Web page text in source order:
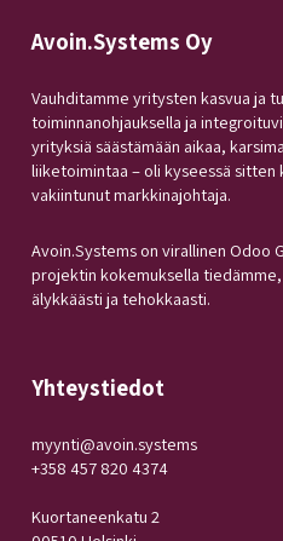
Avoin.Systems Oy
Vauhditamme yritysten kasvua ja
toiminnanohjauksella ja
yrityksiä säästämään aikaa,
liiketoimintaa – oli kyseessä sitten
vakiintunut markkinajohtaja.
Avoin.Systems on virallinen Odoo
projektin kokemuksella
älykkäästi ja tehokkaasti.
Yhteystiedot
myynti@avoin.systems
+358 457 820 4374
Kuortaneenkatu 2